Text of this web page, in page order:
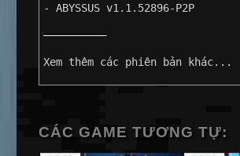
- ABYSSUS v1.1.52896-P2P
——————————
Xem thêm các phiên bản khác...
CÁC GAME TƯƠNG TỰ: